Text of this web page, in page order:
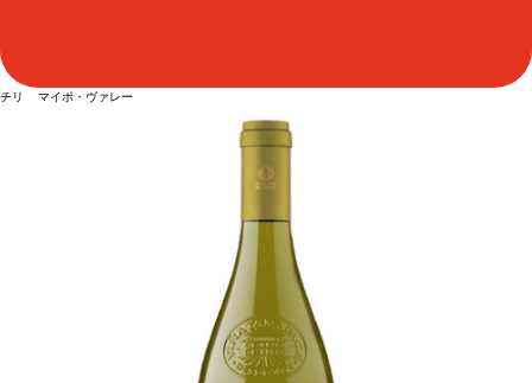
チリ マイポ・ヴァレー